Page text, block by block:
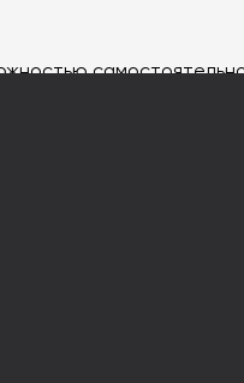
чтобы убедиться,
и навыки, которые
возможно,